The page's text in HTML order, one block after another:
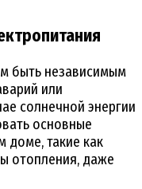
быть независимым
или
солнечной энергии
основные
доме, такие как
отопления, даже